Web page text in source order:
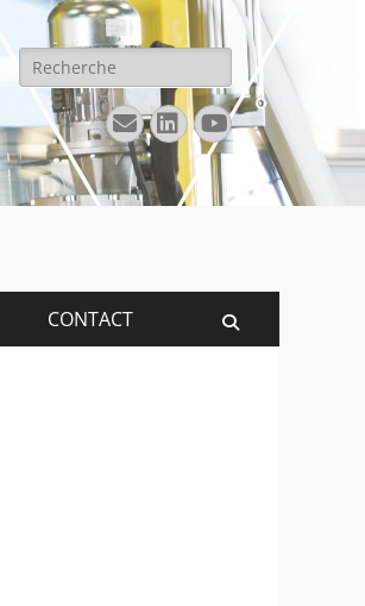
Rechercher :
E-
mail
Linkedin
YouTube
CONTACT